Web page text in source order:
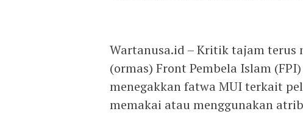
Wartanusa.id – Kritik tajam terus
(ormas) Front Pembela Islam
menegakkan fatwa MUI terkait
memakai atau menggunakan